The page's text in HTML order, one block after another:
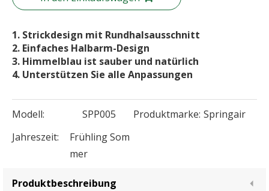
1. Strickdesign mit Rundhalsausschnitt
2. Einfaches Halbarm-Design
3. Himmelblau ist sauber und natürlich
4. Unterstützen Sie alle Anpassungen
Modell: SPP005 Produktmarke: Springair
Jahreszeit:
Frühling Som
mer
Produktbeschreibung